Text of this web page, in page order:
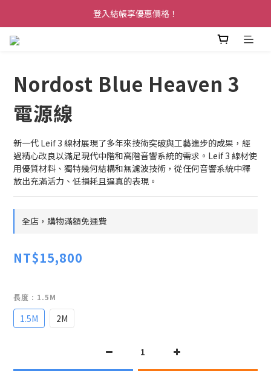
登入結帳享優惠價格！
Nordost Blue Heaven 3
電源線
新一代 Leif 3 線材展現了多年來技術突破與工藝進步的成果，經
過精心改良以滿足現代中階和高階音響系統的需求。Leif 3 線材使
用優質材料、獨特幾何結構和無濾波技術，從任何音響系統中釋
放出充滿活力、低損耗且逼真的表現。
全店，購物滿額免運費
NT$15,800
長度 : 1.5M
1.5M 2M